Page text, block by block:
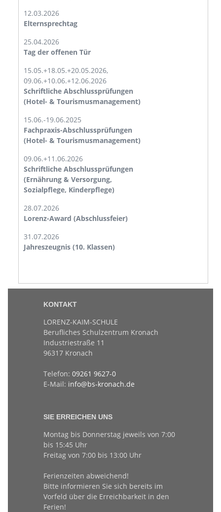
12.03.2026
Elternsprechtag
25.04.2026
Tag der offenen Tür
15.05.+18.05.+20.05.2026,
09.06.+10.06.+12.06.2026
Schriftliche Abschlussprüfungen
(Hotel- & Tourismusmanagement)
15.06.-19.06.2025
Fachpraxis-Abschlussprüfungen
(Hotel- & Tourismusmanagement)
09.06.+11.06.2026
Schriftliche Abschlussprüfungen
(Ernährung & Versorgung,
Sozialpflege, Kinderpflege)
28.07.2026
Lorenz-Award (Abschlussfeier)
31.07.2026
Jahreszeugnis (10. Klassen)
KONTAKT
LORENZ-KAIM-SCHULE
Berufliches Schulzentrum Kronach
Industriestraße 11
96317 Kronach
Telefon: 09261 9627-0
E-Mail: info@bs-kronach.de
SIE ERREICHEN UNS
Montag bis Donnerstag jeweils von 7:00
bis 15:45 Uhr
Freitag von 7:00 bis 13:00 Uhr
Ferienzeiten abweichend!
Bitte informieren Sie sich bereits im
Vorfeld über die Erreichbarkeit in den
Ferien!